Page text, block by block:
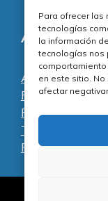
Para ofrecer las
tecnologías
la información
tecnologías nos
en este sitio.
afectar
Adecuación
Aviso legal
Política de
Política de
Términos y
Preguntas
Al servicio